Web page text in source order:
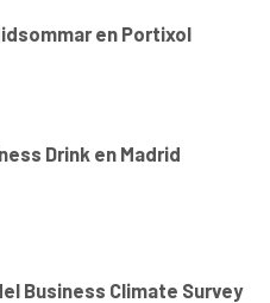
en Portixol
Drink en Madrid
Business Climate Survey